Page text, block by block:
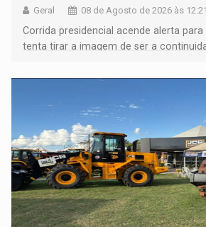
Geral 08 de Agosto de 2026 às 12:21
Corrida presidencial acende alerta para
tenta tirar a imagem de ser a
não ter entrado no modo eleição;